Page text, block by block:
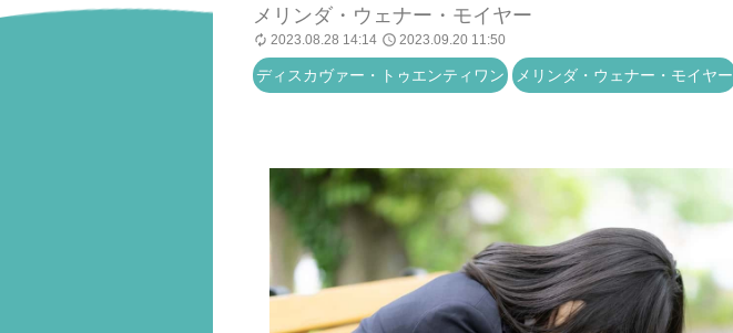
メリンダ・ウェナー・モイヤー
2023.08.28 14:14 2023.09.20 11:50
ディスカヴァー・トゥエンティワン メリンダ・ウェナー・モイヤー